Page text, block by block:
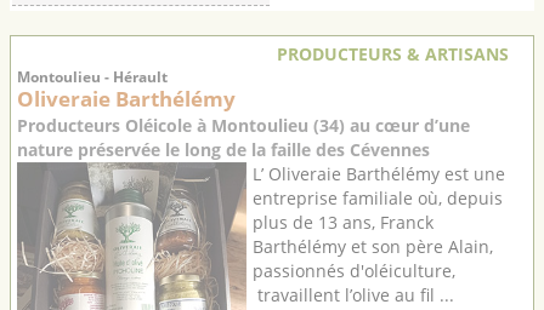
PRODUCTEURS & ARTISANS
Montoulieu - Hérault
Oliveraie Barthélémy
Producteurs Oléicole à Montoulieu (34) au cœur d’une
nature préservée le long de la faille des Cévennes
L’ Oliveraie Barthélémy est une
entreprise familiale où, depuis
plus de 13 ans, Franck
Barthélémy et son père Alain,
passionnés d'oléiculture,
travaillent l’olive au fil ...